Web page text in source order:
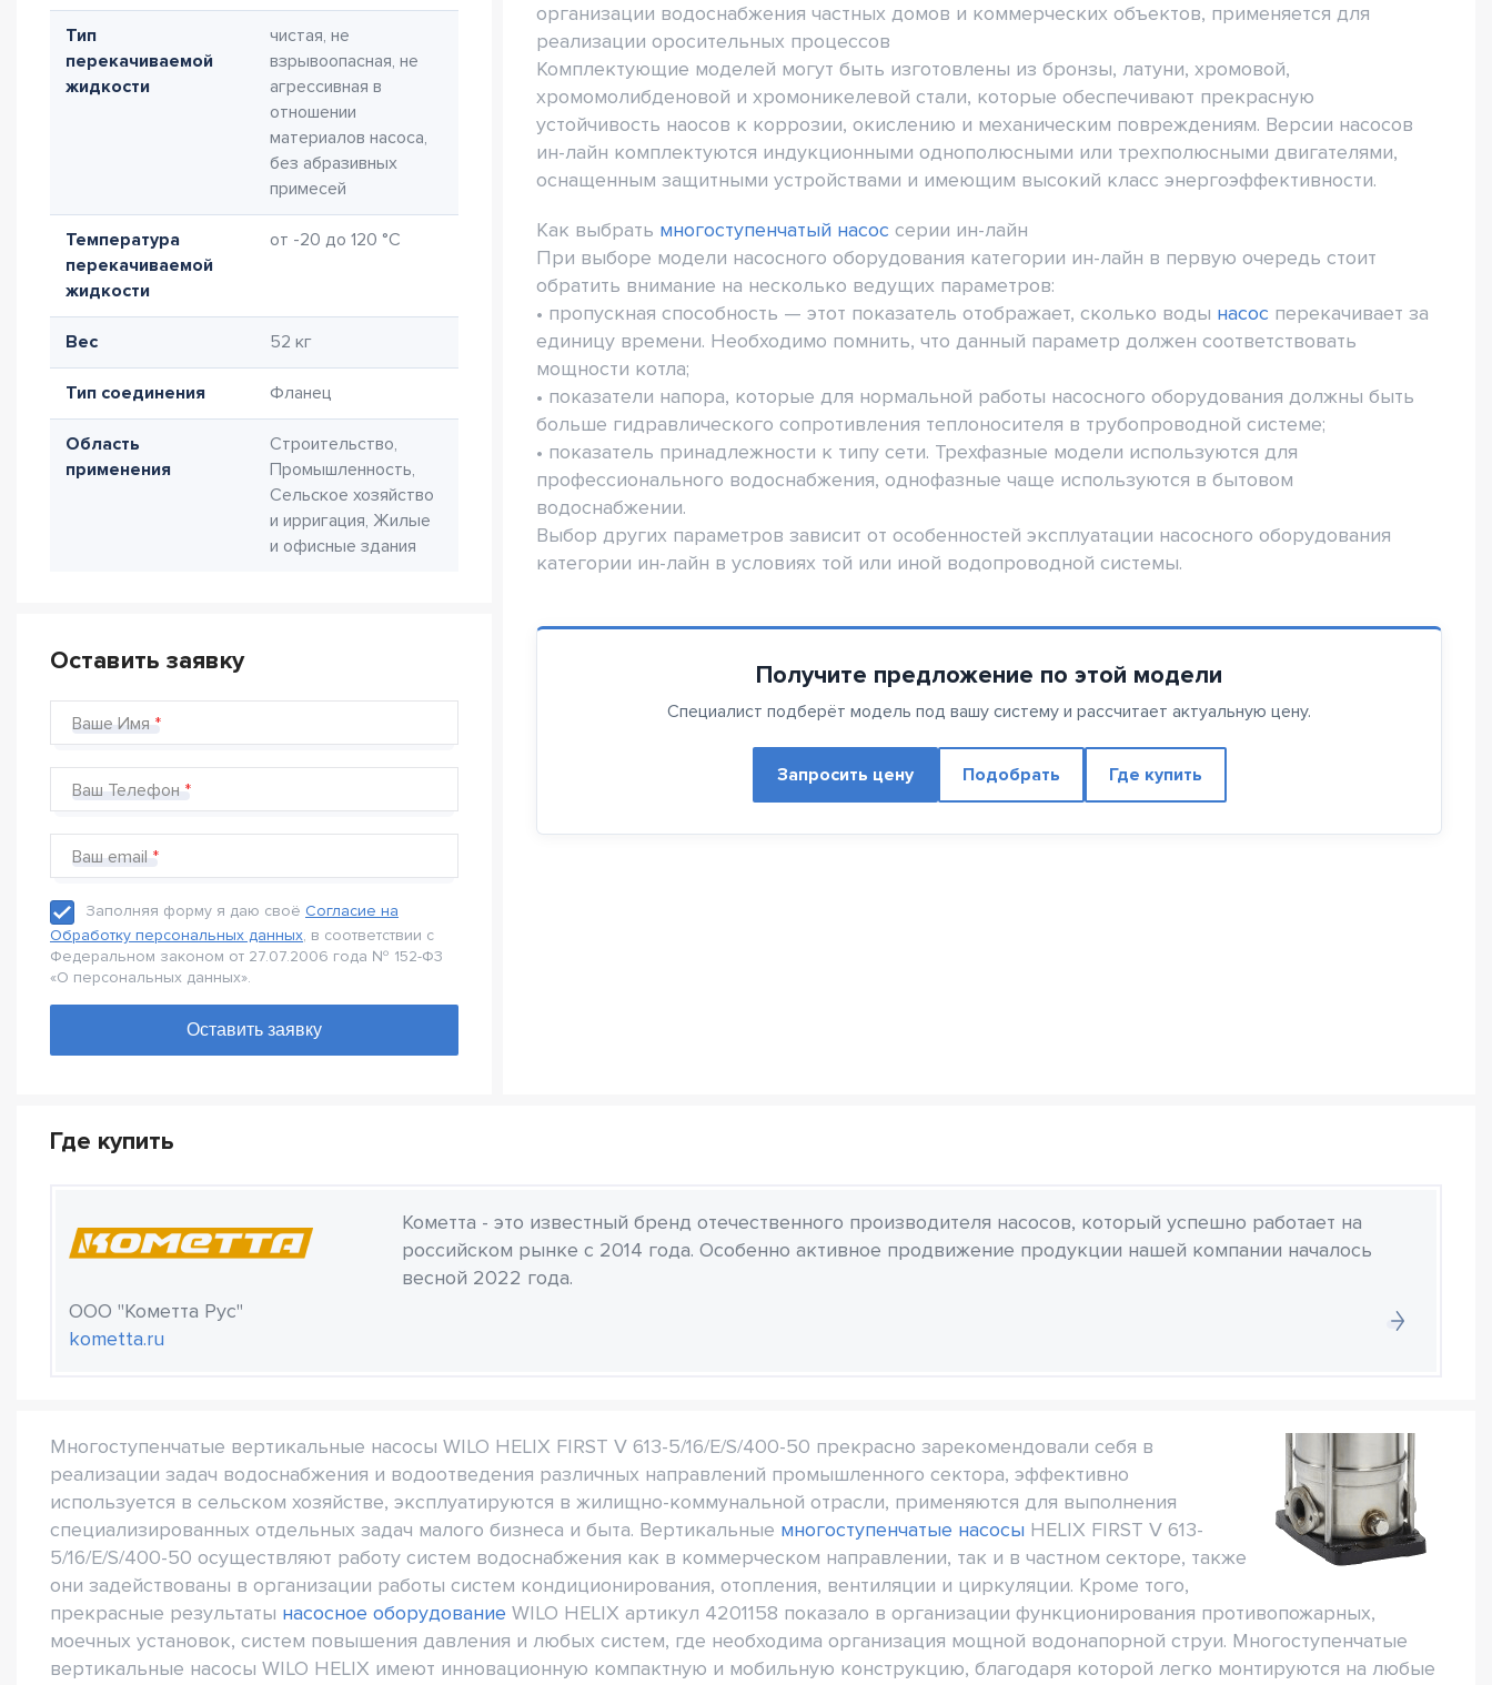
Тип
перекачиваемой
жидкости
чистая, не
взрывоопасная, не
агрессивная в
отношении
материалов насоса,
без абразивных
примесей
Температура
перекачиваемой
жидкости
от -20 до 120 °C
Вес 52 кг
Тип соединения Фланец
Область
применения
Строительство,
Промышленность,
Сельское хозяйство
и ирригация, Жилые
и офисные здания
Оставить заявку
Ваше Имя
Ваш Телефон
Ваш email
Заполняя форму я даю своё Согласие на
Обработку персональных данных, в соответствии с
Федеральном законом от 27.07.2006 года № 152-Ф3
«О персональных данных».
организации водоснабжения частных домов и коммерческих объектов, применяется для
реализации оросительных процессов
Комплектующие моделей могут быть изготовлены из бронзы, латуни, хромовой,
хромомолибденовой и хромоникелевой стали, которые обеспечивают прекрасную
устойчивость наосов к коррозии, окислению и механическим повреждениям. Версии насосов
ин-лайн комплектуются индукционными однополюсными или трехполюсными двигателями,
оснащенным защитными устройствами и имеющим высокий класс энергоэффективности.
Как выбрать многоступенчатый насос серии ин-лайн
При выборе модели насосного оборудования категории ин-лайн в первую очередь стоит
обратить внимание на несколько ведущих параметров:
• пропускная способность — этот показатель отображает, сколько воды насос перекачивает за
единицу времени. Необходимо помнить, что данный параметр должен соответствовать
мощности котла;
• показатели напора, которые для нормальной работы насосного оборудования должны быть
больше гидравлического сопротивления теплоносителя в трубопроводной системе;
• показатель принадлежности к типу сети. Трехфазные модели используются для
профессионального водоснабжения, однофазные чаще используются в бытовом
водоснабжении.
Выбор других параметров зависит от особенностей эксплуатации насосного оборудования
категории ин-лайн в условиях той или иной водопроводной системы.
Получите предложение по этой модели
Специалист подберёт модель под вашу систему и рассчитает актуальную цену.
Запросить цену Подобрать Где купить
Где купить
ООО "Кометта Рус"
kometta.ru
Кометта - это известный бренд отечественного производителя насосов, который успешно работает на
российском рынке с 2014 года. Особенно активное продвижение продукции нашей компании началось
весной 2022 года.
Многоступенчатые вертикальные насосы WILO HELIX FIRST V 613-5/16/E/S/400-50 прекрасно зарекомендовали себя в
реализации задач водоснабжения и водоотведения различных направлений промышленного сектора, эффективно
используется в сельском хозяйстве, эксплуатируются в жилищно-коммунальной отрасли, применяются для выполнения
специализированных отдельных задач малого бизнеса и быта. Вертикальные многоступенчатые насосы HELIX FIRST V 613-
5/16/E/S/400-50 осуществляют работу систем водоснабжения как в коммерческом направлении, так и в частном секторе, также
они задействованы в организации работы систем кондиционирования, отопления, вентиляции и циркуляции. Кроме того,
прекрасные результаты насосное оборудование WILO HELIX артикул 4201158 показало в организации функционирования противопожарных,
моечных установок, систем повышения давления и любых систем, где необходима организация мощной водонапорной струи. Многоступенчатые
вертикальные насосы WILO HELIX имеют инновационную компактную и мобильную конструкцию, благодаря которой легко монтируются на любые